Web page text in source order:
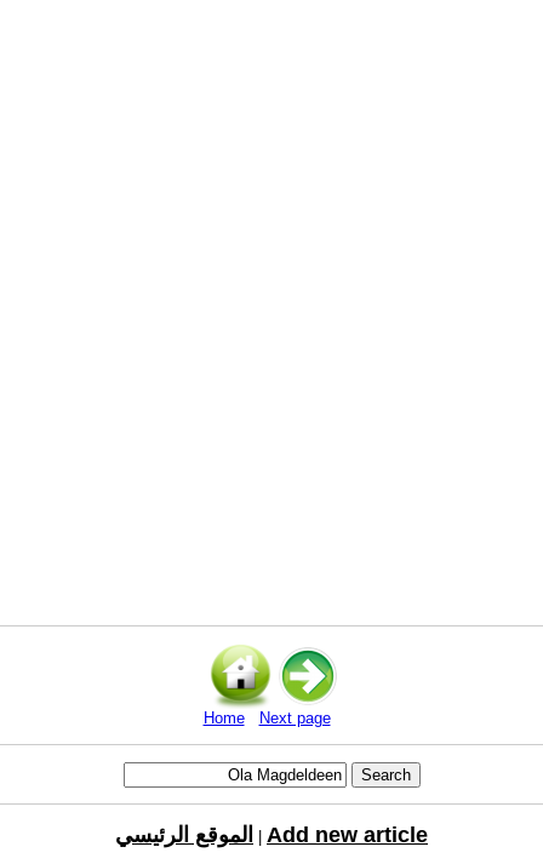
Home Next page
الموقع الرئيسي Add new article